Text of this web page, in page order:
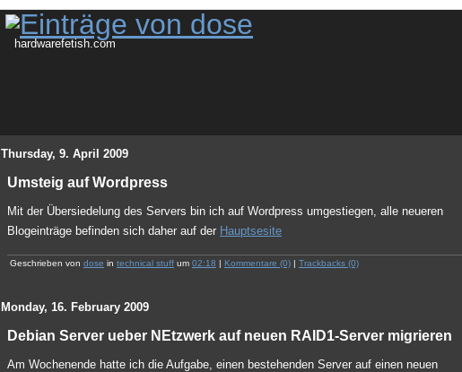
hardwarefetish.com
Thursday, 9. April 2009
Umsteig auf Wordpress
Mit der Übersiedelung des Servers bin ich auf Wordpress umgestiegen, alle neueren
Blogeinträge befinden sich daher auf der Hauptsesite
Geschrieben von dose in technical stuff um 02:18 | Kommentare (0) | Trackbacks (0)
Monday, 16. February 2009
Debian Server ueber NEtzwerk auf neuen RAID1-Server migrieren
Am Wochenende hatte ich die Aufgabe, einen bestehenden Server auf einen neuen